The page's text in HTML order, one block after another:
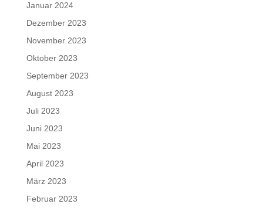
Januar 2024
Dezember 2023
November 2023
Oktober 2023
September 2023
August 2023
Juli 2023
Juni 2023
Mai 2023
April 2023
März 2023
Februar 2023